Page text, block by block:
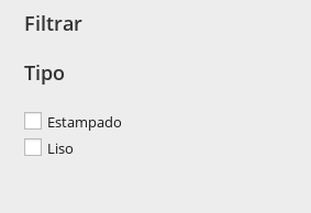
Filtrar
Tipo
Estampado
Liso